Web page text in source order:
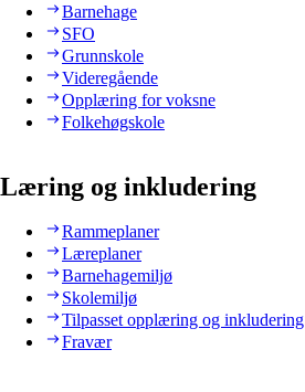
Barnehage
SFO
Grunnskole
Videregående
Opplæring for voksne
Folkehøgskole
Læring og inkludering
Rammeplaner
Læreplaner
Barnehagemiljø
Skolemiljø
Tilpasset opplæring og inkludering
Fravær